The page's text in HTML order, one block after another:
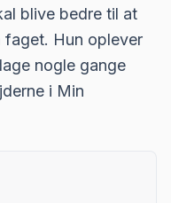
blive bedre til at
Hun oplever
nogle gange
i Min